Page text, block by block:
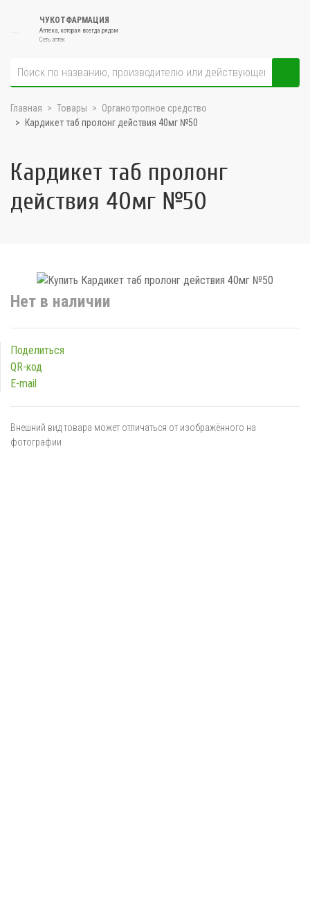
ЧУКОТФАРМАЦИЯ
Аптека, которая всегда рядом
Сеть аптек
Главная Товары
Органотропное средство
Кардикет таб пролонг действия 40мг №50
Кардикет таб пролонг
действия 40мг №50
Нет в наличии
Поделиться
QR-код
E-mail
Внешний вид товара может отличаться от изображённого на
фотографии